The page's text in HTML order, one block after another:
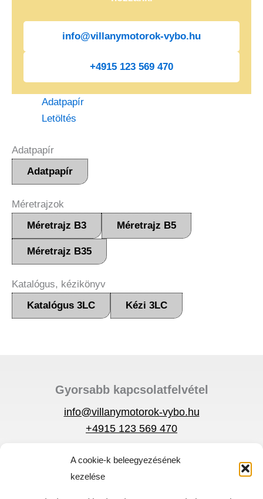
A cookie-k beleegyezésének
kezelése
info@villanymotorok-vybo.hu
+4915 123 569 470
Adatpapír
Letöltés
Adatpapír
Adatpapír
Méretrajzok
Méretrajz B3
Méretrajz B5
Méretrajz B35
Katalógus, kézikönyv
Katalógus 3LC
Kézi 3LC
Gyorsabb kapcsolatfelvétel
info@villanymotorok-vybo.hu
+4915 123 569 470
Adatvédelmi szabályzat
Körülmények